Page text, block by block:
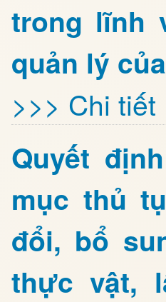
trong lĩnh
quản lý
>>> Chi tiết
Quyết
mục thủ
đổi, bổ
thực vật,